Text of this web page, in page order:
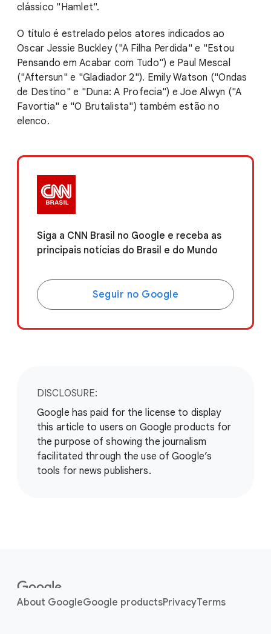
clássico "Hamlet".
O título é estrelado pelos atores indicados ao
Oscar Jessie Buckley ("A Filha Perdida" e "Estou
Pensando em Acabar com Tudo") e Paul Mescal
("Aftersun" e "Gladiador 2"). Emily Watson ("Ondas
de Destino" e "Duna: A Profecia") e Joe Alwyn ("A
Favortia" e "O Brutalista") também estão no
elenco.
Siga a CNN Brasil no Google e receba as
principais notícias do Brasil e do Mundo
Seguir no Google
DISCLOSURE:
Google has paid for the license to display
this article to users on Google products for
the purpose of showing the journalism
facilitated through the use of Google’s
tools for news publishers.
About GoogleGoogle productsPrivacyTerms